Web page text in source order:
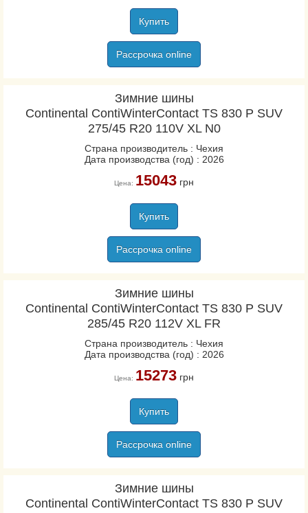
Купить
Рассрочка online
Зимние шины
Continental ContiWinterContact TS 830 P SUV
275/45 R20 110V XL N0
Страна производитель : Чехия
Дата производства (год) : 2026
Цена: 15043грн
Купить
Рассрочка online
Зимние шины
Continental ContiWinterContact TS 830 P SUV
285/45 R20 112V XL FR
Страна производитель : Чехия
Дата производства (год) : 2026
Цена: 15273грн
Купить
Рассрочка online
Зимние шины
Continental ContiWinterContact TS 830 P SUV